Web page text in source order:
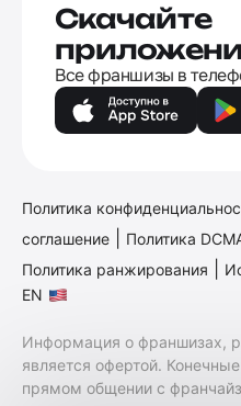
Скачайте
Все франшизы в
Политика
соглашение
Политика
Политика ранжирования
EN
Информация о франшизах,
является офертой.
прямом общении с